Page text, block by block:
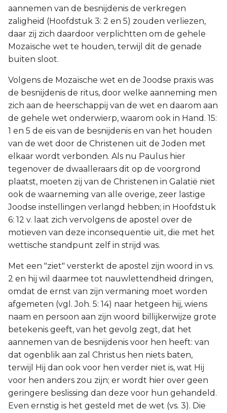
aannemen van de besnijdenis de verkregen
zaligheid (Hoofdstuk 3: 2 en 5) zouden verliezen,
daar zij zich daardoor verplichtten om de gehele
Mozaïsche wet te houden, terwijl dit de genade
buiten sloot.
Volgens de Mozaïsche wet en de Joodse praxis was
de besnijdenis de ritus, door welke aanneming men
zich aan de heerschappij van de wet en daarom aan
de gehele wet onderwierp, waarom ook in Hand. 15:
1 en 5 de eis van de besnijdenis en van het houden
van de wet door de Christenen uit de Joden met
elkaar wordt verbonden. Als nu Paulus hier
tegenover de dwaalleraars dit op de voorgrond
plaatst, moeten zij van de Christenen in Galatië niet
ook de waarneming van alle overige, zeer lastige
Joodse instellingen verlangd hebben; in Hoofdstuk
6: 12 v. laat zich vervolgens de apostel over de
motieven van deze inconsequentie uit, die met het
wettische standpunt zelf in strijd was.
Met een "ziet" versterkt de apostel zijn woord in vs.
2 en hij wil daarmee tot nauwlettendheid dringen,
omdat de ernst van zijn vermaning moet worden
afgemeten (vgl. Joh. 5: 14) naar hetgeen hij, wiens
naam en persoon aan zijn woord billijkerwijze grote
betekenis geeft, van het gevolg zegt, dat het
aannemen van de besnijdenis voor hen heeft: van
dat ogenblik aan zal Christus hen niets baten,
terwijl Hij dan ook voor hen verder niet is, wat Hij
voor hen anders zou zijn; er wordt hier over geen
geringere beslissing dan deze voor hun gehandeld.
Even ernstig is het gesteld met de wet (vs. 3). Die